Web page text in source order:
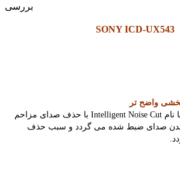
بررسی
SONY ICD-UX543
واضح تر
فناوری انحصاری سونی با نام Intelligent Noise Cut با حذف صدای مزاحم
صدای ضبط شده می گردد و سبب حذف